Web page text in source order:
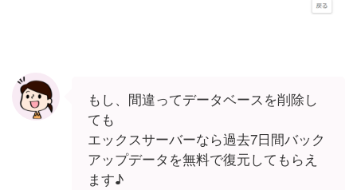
もし、間違ってデータベースを削除し
ても
エックスサーバーなら過去7日間バック
アップデータを無料で復元してもらえ
ます♪